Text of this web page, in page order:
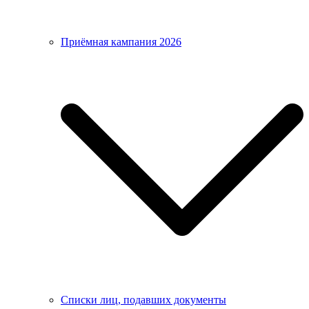
Приёмная кампания 2026
Списки лиц, подавших документы